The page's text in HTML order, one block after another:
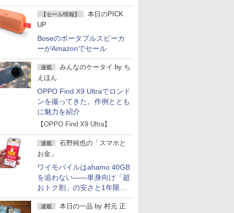
【セール情報】
本日のPICK
UP
Boseのポータブルスピーカ
ーがAmazonでセール
連載 みんなのケータイ by ち
えほん
OPPO Find X9 Ultraでロンド
ンを撮ってきた。作例ととも
に魅力を紹介
【OPPO Find X9 Ultra】
連載
石野純也の「スマホと
お金」
ワイモバイルはahamo 40GB
を追わない――単身向け「超
おトク割」の安さと1年限定
の注意点
連載 本日の一品 by 村元 正